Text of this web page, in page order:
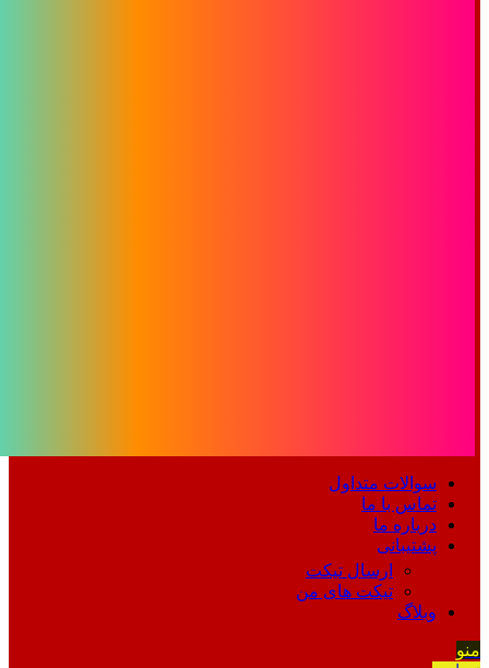
سوالات متداول
تماس با ما
درباره ما
پشتیبانی
ارسال تیکت
تیکت های من
وبلاگ
منو